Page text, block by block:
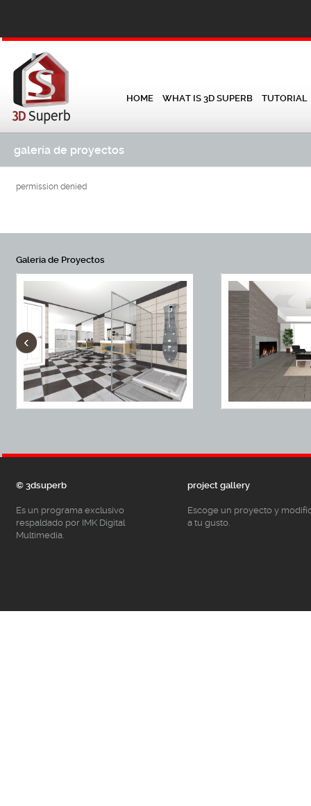
HOME WHAT IS 3D SUPERB TUTORIAL
galería de proyectos
permission denied
Galeria de Proyectos
‹
© 3dsuperb
Es un programa exclusivo
respaldado por IMK Digital
Multimedia.
project gallery
Escoge un proyecto y
a tu gusto.